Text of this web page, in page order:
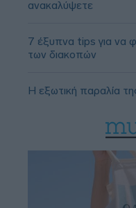
ανακαλύψετε
7 έξυπνα tips για να
των διακοπών
Η εξωτική παραλία